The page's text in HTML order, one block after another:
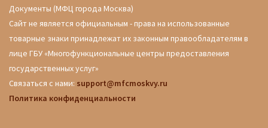
Документы (МФЦ города Москва)
Сайт не является официальным - права на использованные
товарные знаки принадлежат их законным правообладателям в
лице ГБУ «Многофункциональные центры предоставления
государственных услуг»
Связаться с нами: support@mfcmoskvy.ru
Политика конфиденциальности